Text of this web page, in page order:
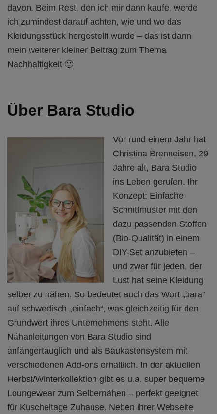
davon. Beim Rest, den ich mir dann kaufe, werde
ich zumindest darauf achten, wie und wo das
Kleidungsstück hergestellt wurde – das ist dann
mein weiterer kleiner Beitrag zum Thema
Nachhaltigkeit 🙂
Über Bara Studio
Vor rund einem Jahr hat
Christina Brenneisen, 29
Jahre alt, Bara Studio
ins Leben gerufen. Ihr
Konzept: Einfache
Schnittmuster mit den
dazu passenden Stoffen
(Bio-Qualität) in einem
DIY-Set anzubieten –
und zwar für jeden, der
Lust hat seine Kleidung
selber zu nähen. So bedeutet auch das Wort „bara“
auf schwedisch „einfach“, was gleichzeitig für den
Grundwert ihres Unternehmens steht. Alle
Nähanleitungen von Bara Studio sind
anfängertauglich und als Baukastensystem mit
verschiedenen Add-ons erhältlich. In der aktuellen
Herbst/Winterkollektion gibt es u.a. super bequeme
Loungewear zum Selbernähen – perfekt geeignet
für Kuscheltage Zuhause. Neben ihrer Webseite